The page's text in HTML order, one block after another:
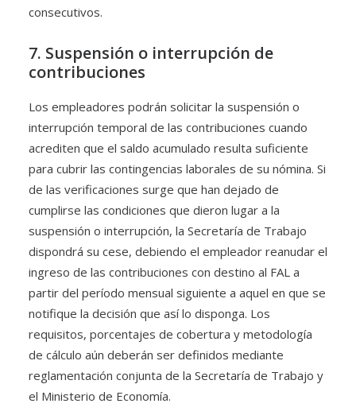
consecutivos.
7. Suspensión o interrupción de
contribuciones
Los empleadores podrán solicitar la suspensión o
interrupción temporal de las contribuciones cuando
acrediten que el saldo acumulado resulta suficiente
para cubrir las contingencias laborales de su nómina. Si
de las verificaciones surge que han dejado de
cumplirse las condiciones que dieron lugar a la
suspensión o interrupción, la Secretaría de Trabajo
dispondrá su cese, debiendo el empleador reanudar el
ingreso de las contribuciones con destino al FAL a
partir del período mensual siguiente a aquel en que se
notifique la decisión que así lo disponga. Los
requisitos, porcentajes de cobertura y metodología
de cálculo aún deberán ser definidos mediante
reglamentación conjunta de la Secretaría de Trabajo y
el Ministerio de Economía.